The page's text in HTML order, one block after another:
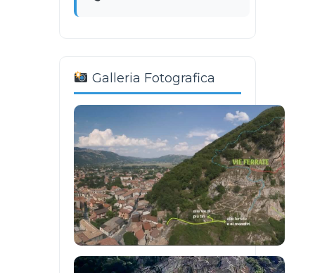
Galleria Fotografica